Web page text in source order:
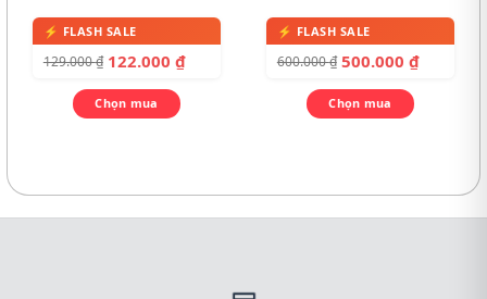
129.000₫ 122.000 ₫
Chọn mua
600.000₫ 500.000 ₫
Chọn mua